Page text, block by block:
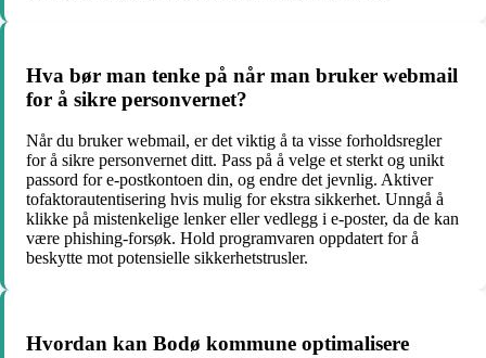
Hva bør man tenke på når man bruker webmail
for å sikre personvernet?
Når du bruker webmail, er det viktig å ta visse forholdsregler
for å sikre personvernet ditt. Pass på å velge et sterkt og unikt
passord for e-postkontoen din, og endre det jevnlig. Aktiver
tofaktorautentisering hvis mulig for ekstra sikkerhet. Unngå å
klikke på mistenkelige lenker eller vedlegg i e-poster, da de kan
være phishing-forsøk. Hold programvaren oppdatert for å
beskytte mot potensielle sikkerhetstrusler.
Hvordan kan Bodø kommune optimalisere